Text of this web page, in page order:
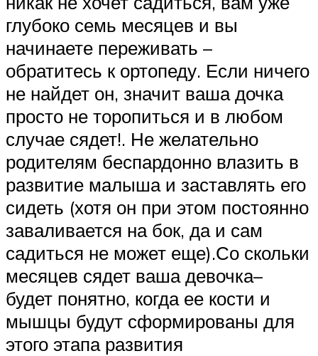
глубоко семь месяцев и вы
начинаете переживать –
обратитесь к ортопеду. Если ничего
не найдет он, значит ваша дочка
просто не торопиться и в любом
случае сядет!. Не желательно
родителям беспардонно влазить в
развитие малыша и заставлять его
сидеть (хотя он при этом постоянно
заваливается на бок, да и сам
садиться не может еще).Со скольки
месяцев сядет ваша девочка–
будет понятно, когда ее кости и
мышцы будут сформированы для
этого этапа развития